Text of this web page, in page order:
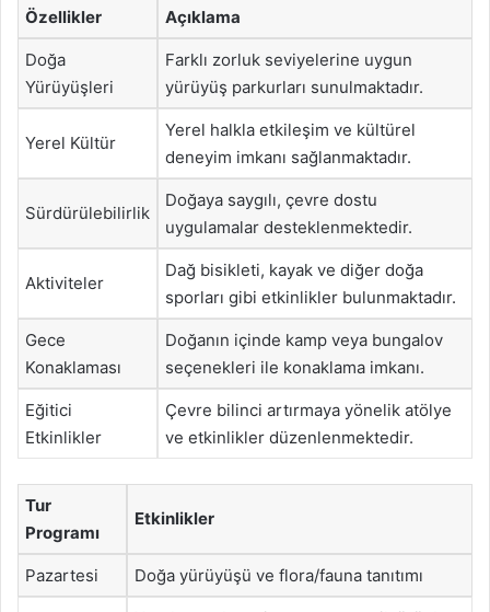
Özellikler Açıklama
Doğa
Yürüyüşleri
Farklı zorluk seviyelerine uygun
yürüyüş parkurları sunulmaktadır.
Yerel Kültür
Yerel halkla etkileşim ve kültürel
deneyim imkanı sağlanmaktadır.
Sürdürülebilirlik
Doğaya saygılı, çevre dostu
uygulamalar desteklenmektedir.
Aktiviteler
Dağ bisikleti, kayak ve diğer doğa
sporları gibi etkinlikler bulunmaktadır.
Gece
Konaklaması
Doğanın içinde kamp veya bungalov
seçenekleri ile konaklama imkanı.
Eğitici
Etkinlikler
Çevre bilinci artırmaya yönelik atölye
ve etkinlikler düzenlenmektedir.
Tur
Programı
Etkinlikler
Pazartesi Doğa yürüyüşü ve flora/fauna tanıtımı